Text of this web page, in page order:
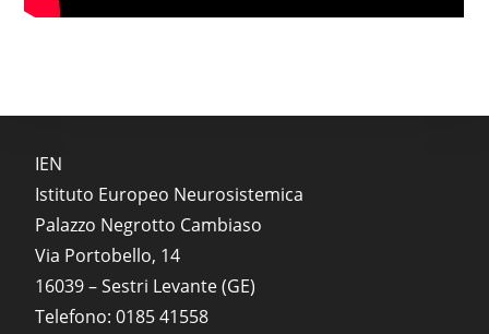
IEN
Istituto Europeo Neurosistemica
Palazzo Negrotto Cambiaso
Via Portobello, 14
16039 – Sestri Levante (GE)
Telefono: 0185 41558